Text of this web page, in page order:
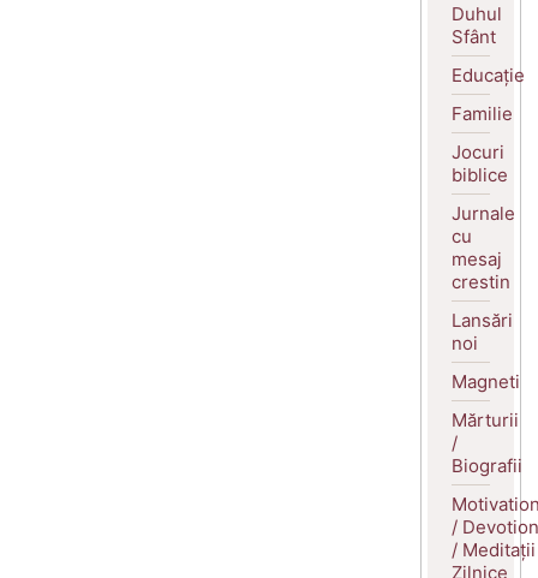
Duhul
Sfânt
Educație
Familie
Jocuri
biblice
Jurnale
cu
mesaj
crestin
Lansări
noi
Magneti
Mărturii
/
Biografii
/
/ Meditații
Zilnice